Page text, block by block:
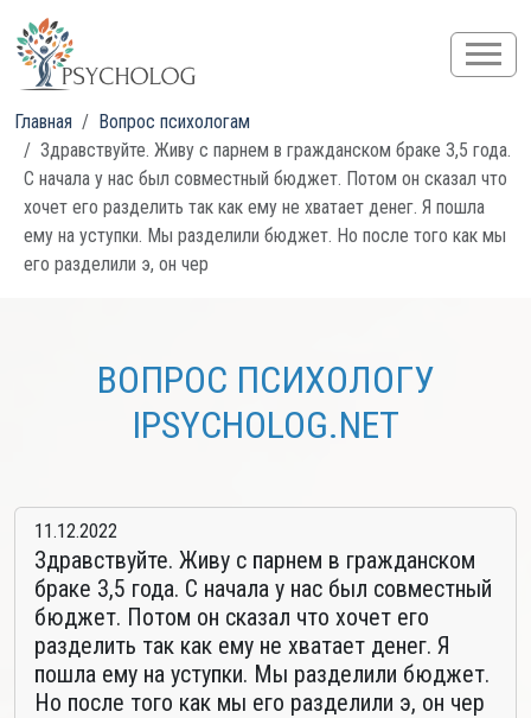
Главная
Вопрос психологам
Здравствуйте. Живу с парнем в гражданском браке 3,5 года.
С начала у нас был совместный бюджет. Потом он сказал что
хочет его разделить так как ему не хватает денег. Я пошла
ему на уступки. Мы разделили бюджет. Но после того как мы
его разделили э, он чер
ВОПРОС ПСИХОЛОГУ
IPSYCHOLOG.NET
11.12.2022
Здравствуйте. Живу с парнем в гражданском
браке 3,5 года. С начала у нас был совместный
бюджет. Потом он сказал что хочет его
разделить так как ему не хватает денег. Я
пошла ему на уступки. Мы разделили бюджет.
Но после того как мы его разделили э, он чер